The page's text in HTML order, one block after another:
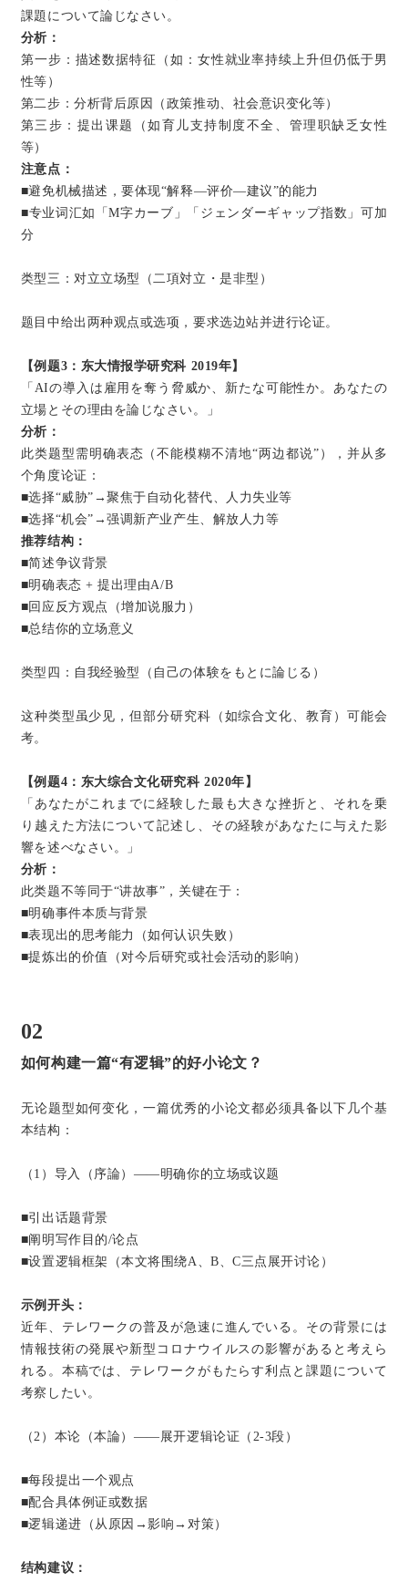
課題について論じなさい。
分析：
第一步：描述数据特征（如：女性就业率持续上升但仍低于男
性等）
第二步：分析背后原因（政策推动、社会意识变化等）
第三步：提出课题（如育儿支持制度不全、管理职缺乏女性
等）
注意点：
■避免机械描述，要体现“解释—评价—建议”的能力
■专业词汇如「M字カーブ」「ジェンダーギャップ指数」可加
分
类型三：对立立场型（二項対立・是非型）
题目中给出两种观点或选项，要求选边站并进行论证。
【例题3：东大情报学研究科 2019年】
「AIの導入は雇用を奪う脅威か、新たな可能性か。あなたの
立場とその理由を論じなさい。」
分析：
此类题型需明确表态（不能模糊不清地“两边都说”），并从多
个角度论证：
■选择“威胁”→聚焦于自动化替代、人力失业等
■选择“机会”→强调新产业产生、解放人力等
推荐结构：
■简述争议背景
■明确表态 + 提出理由A/B
■回应反方观点（增加说服力）
■总结你的立场意义
类型四：自我经验型（自己の体験をもとに論じる）
这种类型虽少见，但部分研究科（如综合文化、教育）可能会
考。
【例题4：东大综合文化研究科 2020年】
「あなたがこれまでに経験した最も大きな挫折と、それを乗
り越えた方法について記述し、その経験があなたに与えた影
響を述べなさい。」
分析：
此类题不等同于“讲故事”，关键在于：
■明确事件本质与背景
■表现出的思考能力（如何认识失败）
■提炼出的价值（对今后研究或社会活动的影响）
02
如何构建一篇“有逻辑”的好小论文？
无论题型如何变化，一篇优秀的小论文都必须具备以下几个基
本结构：
（1）导入（序論）——明确你的立场或议题
■引出话题背景
■阐明写作目的/论点
■设置逻辑框架（本文将围绕A、B、C三点展开讨论）
示例开头：
近年、テレワークの普及が急速に進んでいる。その背景には
情報技術の発展や新型コロナウイルスの影響があると考えら
れる。本稿では、テレワークがもたらす利点と課題について
考察したい。
（2）本论（本論）——展开逻辑论证（2-3段）
■每段提出一个观点
■配合具体例证或数据
■逻辑递进（从原因→影响→对策）
结构建议：